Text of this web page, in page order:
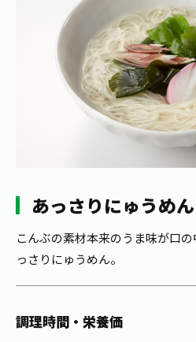
健康ミネラルむぎ茶
TULLY'S COFFEE
1日分の野菜
ブランドから探す
カテゴリーから探す
キーワードから探す
安全・安心への取組み
お茶を知る・楽しむ
お茶を楽しむ
お茶のいれ方
動画ギャラリー
お茶百科キッズ
茶産地育成事業
体験・イベント
体験・イベント
見学・体験
食育・イベント
店舗・通販
茶寮伊藤園
店舗検索
お客様相談室
企業情報 GLOBAL
あっさりにゅうめん
こんぶの素材本来のうま味が口
っさりにゅうめん。
調理時間・栄養価